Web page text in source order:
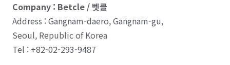
Company : Betcle / 벳클
Address : Gangnam-daero, Gangnam-gu,
Seoul, Republic of Korea
Tel : +82-02-293-9487